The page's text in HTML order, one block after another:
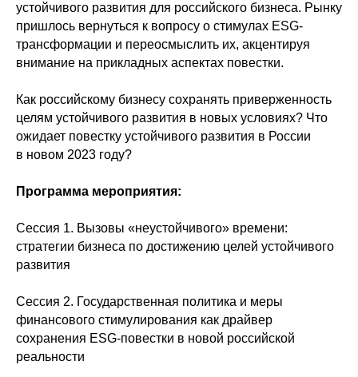
устойчивого развития для российского бизнеса. Рынку
пришлось вернуться к вопросу о стимулах ESG-
трансформации и переосмыслить их, акцентируя
внимание на прикладных аспектах повестки.
Как российскому бизнесу сохранять приверженность
целям устойчивого развития в новых условиях? Что
ожидает повестку устойчивого развития в России
в новом 2023 году?
Программа мероприятия:
Сессия 1. Вызовы «неустойчивого» времени:
стратегии бизнеса по достижению целей устойчивого
развития
Сессия 2. Государственная политика и меры
финансового стимулирования как драйвер
сохранения ESG-повестки в новой российской
реальности